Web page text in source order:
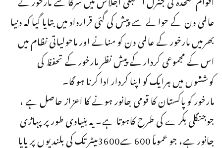
عالمی دن کے حوالے سے پیش کی گئی قرارداد میں بتایا گیا کہ دنیا
بھرمیں مارخور کے عالمی دن کو منانے اور ماحولیاتی نظام میں
اس کے مجموعی کردار کے پیش نظر مارخور کے تحفظ کی
کوششوں میں ہرایک کو اپنا کردار ادا کرنا ہو گا۔
مارخور کو پاکستان کا قومی جانور ہونے کا اعزاز حاصل ہے ،
جوجنگلی بکرے کی طرح کاہوتا ہے۔ یہ بنیادی طور پر پہاڑی
جانور ہے، جو عموماً 600 سے3600میٹر تک کی بلندیوں پر پایا